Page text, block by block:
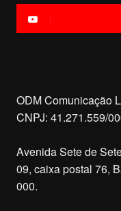
ODM Comunicação
CNPJ: 41.271.559/
Avenida Sete de
09, caixa postal 76,
000.